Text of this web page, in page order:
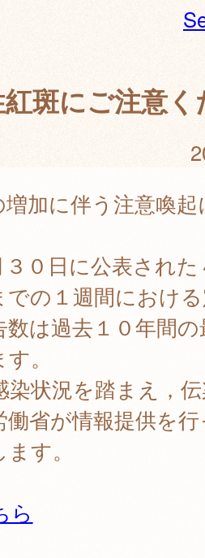
斑にご注意
加に伴う注意喚
０日に公表され
での１週間におけ
は過去１０年間
。
染状況を踏まえ，
働省が情報提供を
す。
ら